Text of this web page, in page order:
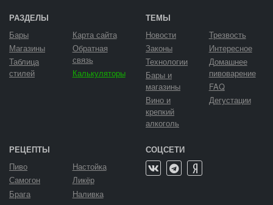
РАЗДЕЛЫ
Бары
Магазины
Таблица
стилей
Карта сайта
Обратная
связь
Калькуляторы
ТЕМЫ
Новости
Законы
Технологии
Бары и
магазины
Вино и
крепкий
алкоголь
Трезвость
Интересное
Домашнее
пивоварение
FAQ
Дегустации
РЕЦЕПТЫ
Пиво
Самогон
Брага
Настойка
Ликёр
Наливка
СОЦСЕТИ